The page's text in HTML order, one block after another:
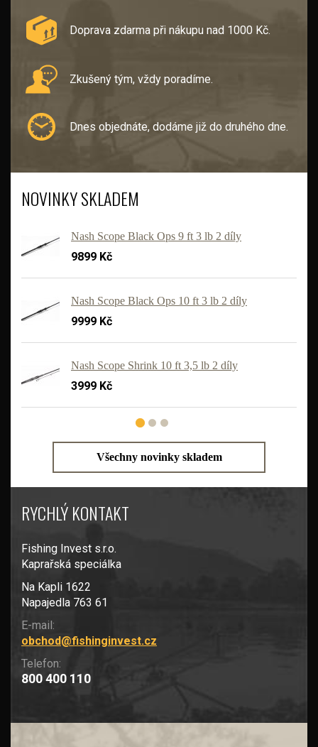
Doprava zdarma při nákupu nad 1000 Kč.
Zkušený tým, vždy poradíme.
Dnes objednáte, dodáme již do druhého dne.
NOVINKY SKLADEM
Nash Scope Black Ops 9 ft 3 lb 2 díly
9899 Kč
Nash Scope Black Ops 10 ft 3 lb 2 díly
9999 Kč
Nash Scope Shrink 10 ft 3,5 lb 2 díly
3999 Kč
Všechny novinky skladem
RYCHLÝ KONTAKT
Fishing Invest s.r.o.
Kaprařská speciálka
Na Kapli 1622
Napajedla 763 61
E-mail:
obchod@fishinginvest.cz
Telefon:
800 400 110